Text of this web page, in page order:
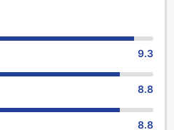
9.3
8.8
8.8